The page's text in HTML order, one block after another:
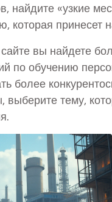
найдите «узкие
которая принесет
вы найдете
по обучению
более
выберите тему,